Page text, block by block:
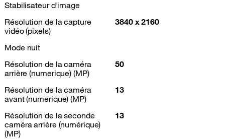
Stabilisateur d'image
Résolution de la capture
vidéo (pixels)
3840 x 2160
Mode nuit
Résolution de la caméra
arrière (numerique) (MP)
50
Résolution de la caméra
avant (numerique) (MP)
13
Résolution de la seconde
caméra arrière (numérique)
(MP)
13